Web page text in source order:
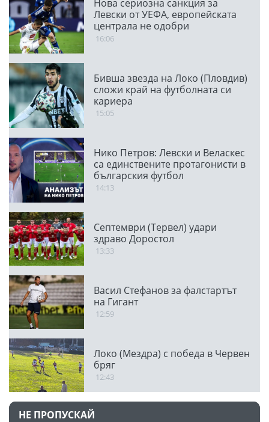
Нова сериозна санкция за
Левски от УЕФА, европейската
централа не одобри
транспарант
16:06
Бивша звезда на Локо (Пловдив)
сложи край на футболната си
кариера
15:05
Нико Петров: Левски и Веласкес
са единствените протагонисти в
българския футбол
14:13
Септември (Тервел) удари
здраво Доростол
13:33
Васил Стефанов за фалстартът
на Гигант
12:59
Локо (Мездра) с победа в Червен
бряг
12:43
НЕ ПРОПУСКАЙ